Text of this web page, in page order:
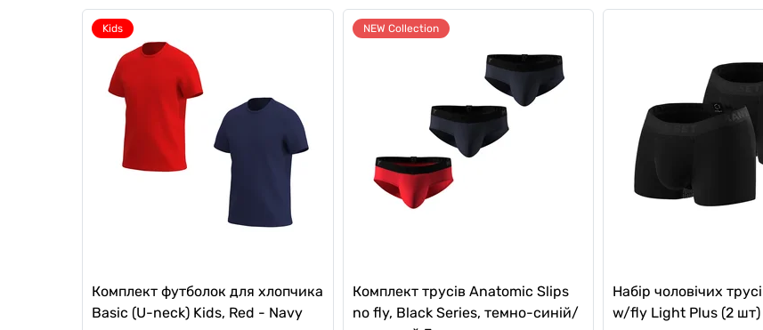
Kids
Комплект футболок для хлопчика
Basic (U-neck) Kids, Red - Navy
NEW Collection
Комплект трусів Anatomic Slips
no fly, Black Series, темно-синій/
Набір чоловічих
w/fly Light Plus (2 шт)